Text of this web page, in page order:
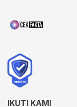
IKUTI KAMI